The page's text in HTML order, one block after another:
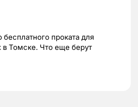
бесплатного проката для
Томске. Что еще берут